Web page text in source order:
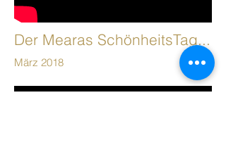
Der Mearas SchönheitsTag...
März 2018